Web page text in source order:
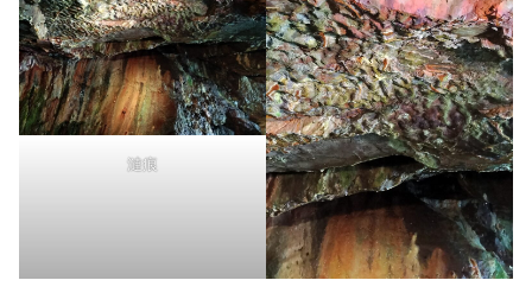
漣痕